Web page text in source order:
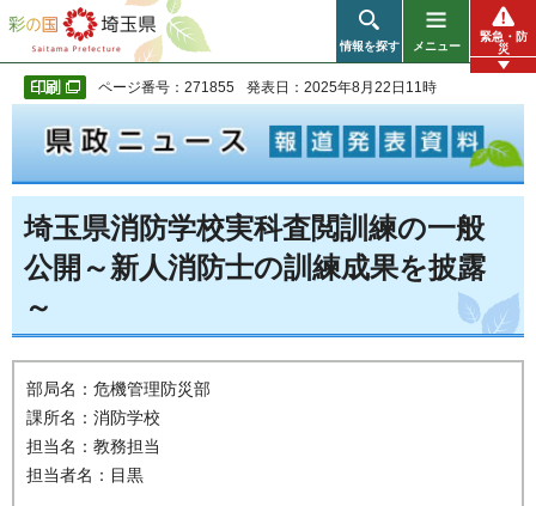
彩の国 埼玉県
情報を探す メニュー
緊急・防
災
ページ番号：271855 発表日：2025年8月22日11時
埼玉県消防学校実科査閲訓練の一般
公開～新人消防士の訓練成果を披露
～
部局名：危機管理防災部
課所名：消防学校
担当名：教務担当
担当者名：目黒